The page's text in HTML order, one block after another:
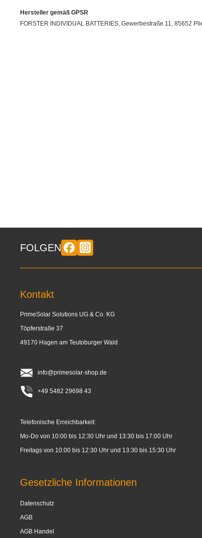
Hersteller gemäß GPSR
FORSTER INDIVIDUAL BATTERIES, Gewerbestraße 11, 85652
FOLGEN
Kontakt
PrimeSolar Solutions UG & Co. KG
Töpferstraße 37
49170 Hagen am Teutoburger Wald
info@primesolar-shop.de
+49 5482 29698 43
Telefonische Erreichbarkeit:
Mo-Do von 10:00 bis 12:30 Uhr und 13:30 bis 17:00 Uhr
Freitags von 10:00 bis 12:30 Uhr und 13:30 bis 15:30 Uhr
Gesetzliche Informationen
Datenschutz
AGB
AGB Handel